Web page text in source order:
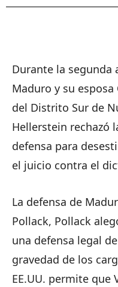
Durante la segunda
Maduro y su
del Distrito Sur de
Hellerstein rechazó
defensa para
el juicio contra el
La defensa de
Pollack, Pollack
una defensa legal
gravedad de los
EE.UU. permite que